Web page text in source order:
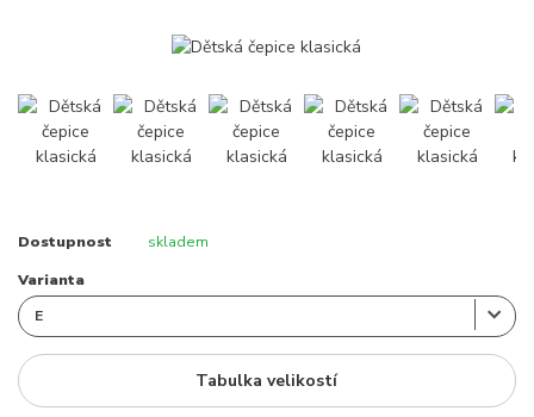
Dostupnost skladem
Varianta
Tabulka velikostí